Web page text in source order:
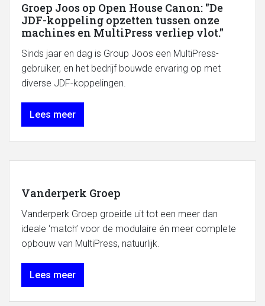
Groep Joos op Open House Canon: "De
JDF-koppeling opzetten tussen onze
machines en MultiPress verliep vlot."
Sinds jaar en dag is Group Joos een MultiPress-
gebruiker, en het bedrijf bouwde ervaring op met
diverse JDF-koppelingen.
Lees meer
Vanderperk Groep
Vanderperk Groep groeide uit tot een meer dan
ideale ‘match’ voor de modulaire én meer complete
opbouw van MultiPress, natuurlijk.
Lees meer